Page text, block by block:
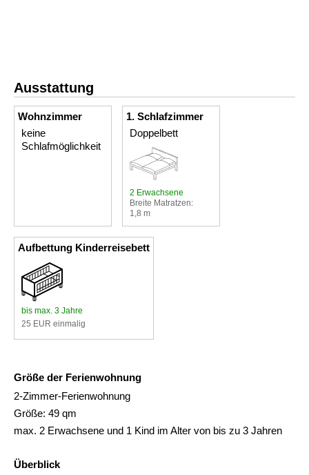
Ausstattung
Wohnzimmer
keine
Schlafmöglichkeit
1. Schlafzimmer
Doppelbett
2 Erwachsene
Breite Matratzen:
1,8 m
Aufbettung Kinderreisebett
bis max. 3 Jahre
25 EUR einmalig
Größe der Ferienwohnung
2-Zimmer-Ferienwohnung
Größe: 49 qm
max. 2 Erwachsene und 1 Kind im Alter von bis zu 3 Jahren
Überblick